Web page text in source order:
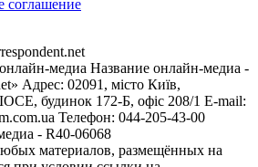
соглашение
медиа Название онлайн-медиа -
Адрес: 02091, місто Київ,
будинок 172-Б, офіс 208/1 E-mail:
Телефон: 044-205-43-00
- R40-06068
материалов, размещённых на